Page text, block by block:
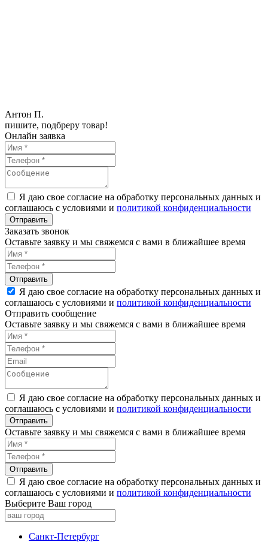
Антон П.
пишите, подбреру товар!
Онлайн заявка
Я даю свое согласие на обработку персональных данных и
соглашаюсь с условиями и политикой конфиденциальности
Заказать звонок
Оставьте заявку и мы свяжемся с вами в ближайшее время
Я даю свое согласие на обработку персональных данных и
соглашаюсь с условиями и политикой конфиденциальности
Отправить сообщение
Оставьте заявку и мы свяжемся с вами в ближайшее время
Я даю свое согласие на обработку персональных данных и
соглашаюсь с условиями и политикой конфиденциальности
Оставьте заявку и мы свяжемся с вами в ближайшее время
Я даю свое согласие на обработку персональных данных и
соглашаюсь с условиями и политикой конфиденциальности
Выберите Ваш город
Санкт-Петербург